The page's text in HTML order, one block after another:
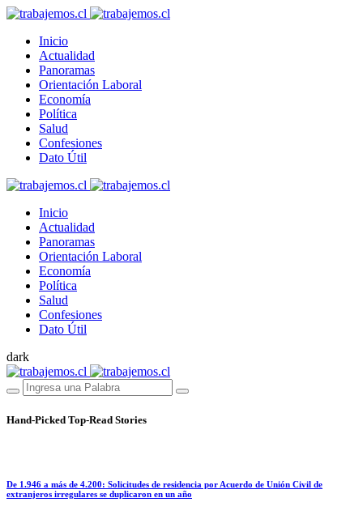
Inicio
Actualidad
Panoramas
Orientación Laboral
Economía
Política
Salud
Confesiones
Dato Útil
Inicio
Actualidad
Panoramas
Orientación Laboral
Economía
Política
Salud
Confesiones
Dato Útil
dark
Hand-Picked Top-Read Stories
De 1.946 a más de 4.200: Solicitudes de residencia por Acuerdo de Unión Civil de
extranjeros irregulares se duplicaron en un año